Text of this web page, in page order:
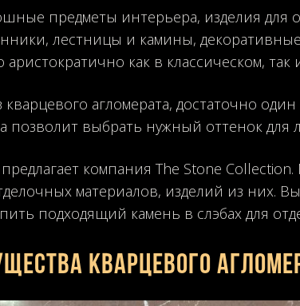
предметы интерьера, изделия
лестницы и камины,
как в классическом,
агломерата, достаточно
позволит выбрать нужный оттенок для
компания The Stone
материалов, изделий из них.
подходящий камень в слэбах для
кварцевого